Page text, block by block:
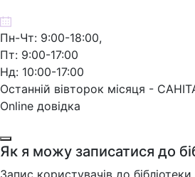
Пн-Чт: 9:00-18:00,
Пт: 9:00-17:00
Нд: 10:00-17:00
Останній вівторок місяця -
Online довідка
Як я можу записатися до
Запис користувачів до